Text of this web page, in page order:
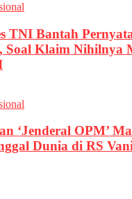
TNI Bantah
Soal Klaim Nihilnya
‘Jenderal OPM’
Dunia di RS